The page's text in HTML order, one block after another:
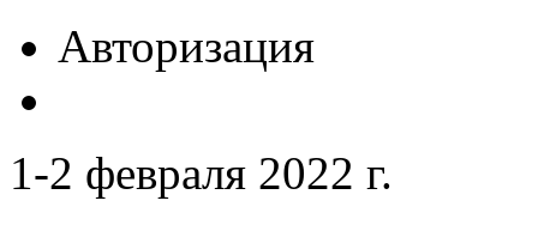
Авторизация
1-2 февраля 2022 г.